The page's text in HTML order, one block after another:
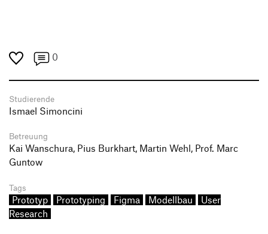
0
Studierende
Ismael Simoncini
Betreuung
Kai Wanschura, Pius Burkhart, Martin Wehl, Prof. Marc
Guntow
Tags
Prototyp Prototyping Figma Modellbau
User
Research